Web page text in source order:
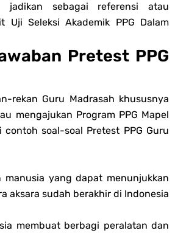
Dan Tugas Refleksi Modul Pedagogik Al-
Terintegrasi Jenjang MA
Terintegrasi Jenjang MA
Terintegrasi Jenjang MA
Mapel Akidah Akhlak Jenang MI, MTs
MA Tahun 2026
sebagai referensi atau
Uji Seleksi Akademik PPG Dalam
Pretest PPG
rekan Guru Madrasah khususnya
mengajukan Program PPG Mapel
contoh soal-soal Pretest PPG Guru
manusia yang dapat menunjukkan
aksara sudah berakhir di Indonesia
membuat berbagi peralatan dan